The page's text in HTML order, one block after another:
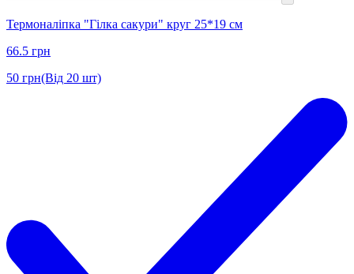
Термоналіпка "Гілка сакури" круг 25*19 см
66.5 грн
50 грн(Від 20 шт)